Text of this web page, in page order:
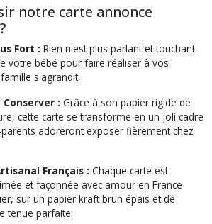
notre carte annonce
Fort : Rien n'est plus parlant et touchant
votre bébé pour faire réaliser à vos
s'agrandit.
Conserver : Grâce à son papier rigide de
cette carte se transforme en un joli cadre
adoreront exposer fièrement chez
Français : Chaque carte est
et façonnée avec amour en France
sur un papier kraft brun épais et de
tenue parfaite.